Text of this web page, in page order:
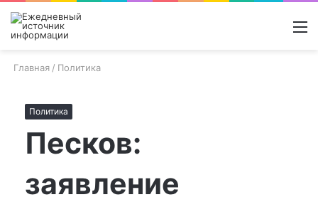
Поиск
Switch
Главная / Политика
Политика
Песков:
заявление